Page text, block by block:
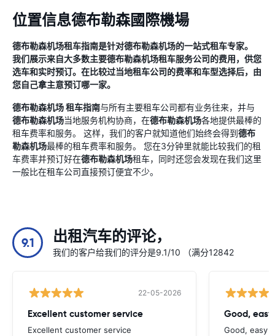
位置信息德布勒森國際機場
德布勒森机场租车指南是针对德布勒森机场的一站式租车专家。
我们展示来自大多数主要德布勒森机场租车服务公司的费用，供您
选车和实时预订。在比较过当地租车公司的费率和车型选择后，由
您自己拿主意预订哪一家。
德布勒森机场租车指南与所有主要租车公司都有业务往来，并与
德布勒森机场当地服务机构协商，在德布勒森机场各地提供最棒的
租车费率和服务。 这样，我们的客户就知道他们始终会得到德布
勒森机场最棒的租车费率和服务。 您在3分钟里就能比较我们的租
车费率并预订好在德布勒森机场租车，同时还您会发现在我们这里
一般比在租车公司直接预订便宜不少。
9.1 出租汽车的评论，
我们的客户给我们的评分是9.1/10 （满分12842
22-05-2026
Excellent customer service
Excellent customer service
Good,
Good, easy